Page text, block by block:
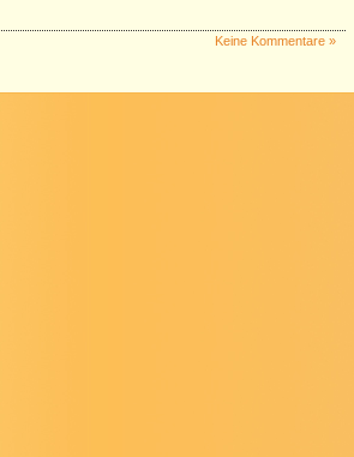
Keine Kommentare »